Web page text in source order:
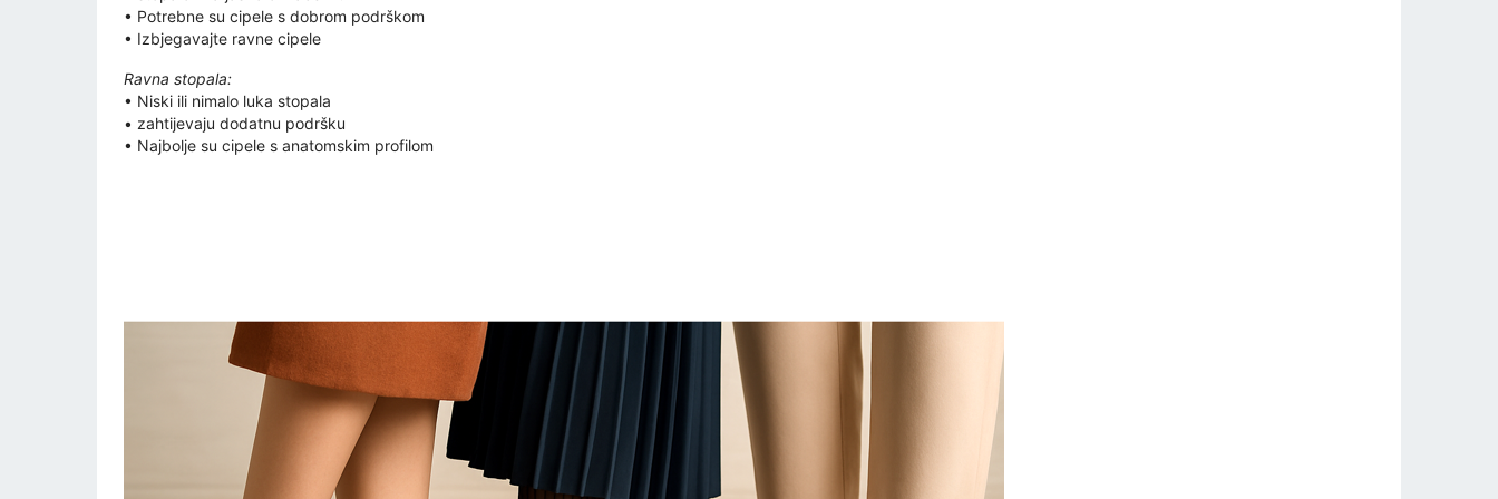
• Potrebne su cipele s dobrom podrškom
• Izbjegavajte ravne cipele
Ravna stopala:
• Niski ili nimalo luka stopala
• zahtijevaju dodatnu podršku
• Najbolje su cipele s anatomskim profilom